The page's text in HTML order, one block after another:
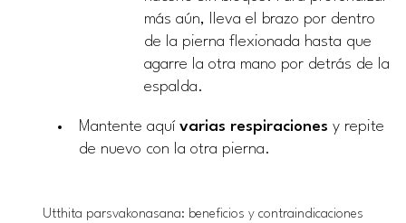
más aún, lleva el brazo por dentro
de la pierna flexionada hasta que
agarre la otra mano por detrás de la
espalda.
Mantente aquí varias respiraciones y repite
de nuevo con la otra pierna.
Utthita parsvakonasana: beneficios y contraindicaciones